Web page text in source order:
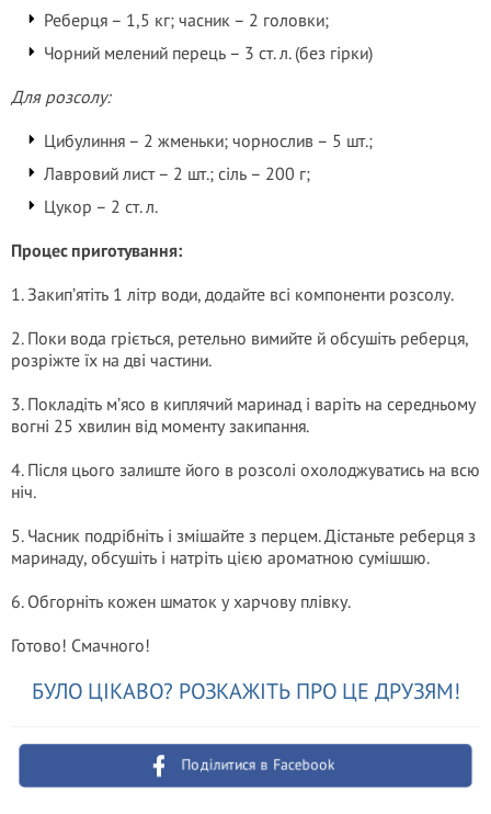
Реберця – 1,5 кг; часник – 2 головки;
Чорний мелений перець – 3 ст. л. (без гірки)
Для розсолу:
Цибулиння – 2 жменьки; чорнослив – 5 шт.;
Лавровий лист – 2 шт.; сіль – 200 г;
Цукор – 2 ст. л.
Процес приготування:
1. Закип’ятіть 1 літр води, додайте всі компоненти розсолу.
2. Поки вода гріється, ретельно вимийте й обсушіть реберця,
розріжте їх на дві частини.
3. Покладіть м’ясо в киплячий маринад і варіть на середньому
вогні 25 хвилин від моменту закипання.
4. Після цього залиште його в розсолі охолоджуватись на всю
ніч.
5. Часник подрібніть і змішайте з перцем. Дістаньте реберця з
маринаду, обсушіть і натріть цією ароматною сумішшю.
6. Обгорніть кожен шматок у харчову плівку.
Готово! Смачного!
БУЛО ЦІКАВО? РОЗКАЖІТЬ ПРО ЦЕ ДРУЗЯМ!
Поділитися в Facebook